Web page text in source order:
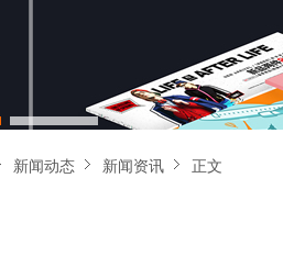
新闻动态 新闻资讯 正文